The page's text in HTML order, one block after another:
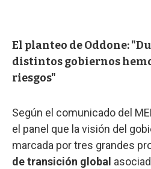
El planteo de Oddone:
distintos gobiernos
riesgos"
Según el comunicado del
el panel que la visión del
marcada por tres grandes
de transición global